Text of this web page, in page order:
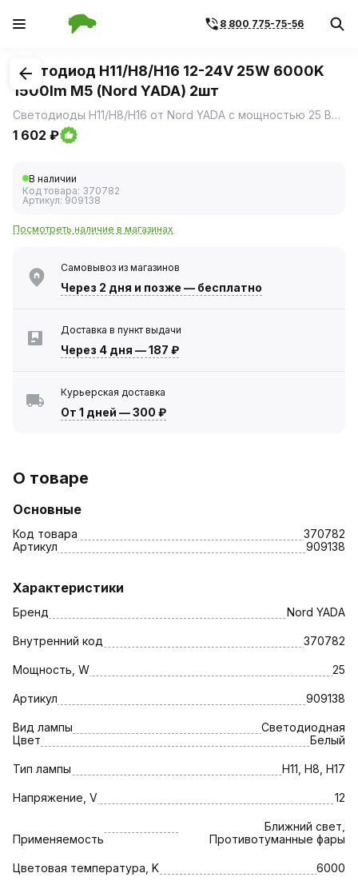
8 800 775-75-56
1/2
Светодиод H11/Н8/H16 12-24V 25W 6000K
1500lm M5 (Nord YADA) 2шт
Светодиоды Н11/Н8/H16 от Nord YADA с мощностью 25 Вт и температурой цвета 6000К предназначены для использования в автомобильных фарах, обеспечивая яркое и эффективное освещение дороги.
1 602 ₽
В наличии
Код товара: 370782
Артикул: 909138
Посмотреть наличие в магазинах
Самовывоз из магазинов
Через 2 дня и позже — бесплатно
Доставка в пункт выдачи
Через 4 дня —187 ₽
Курьерская доставка
От 1 дней —300 ₽
О товаре
Основные
Код товара
370782
Артикул
909138
Характеристики
Бренд Nord YADA
Внутренний код 370782
Мощность, W 25
Артикул 909138
Вид лампы
Светодиодная
Цвет
Белый
Тип лампы H11, H8, H17
Напряжение, V 12
Применяемость
Ближний свет,
Противотуманные фары
Цветовая температура, K 6000